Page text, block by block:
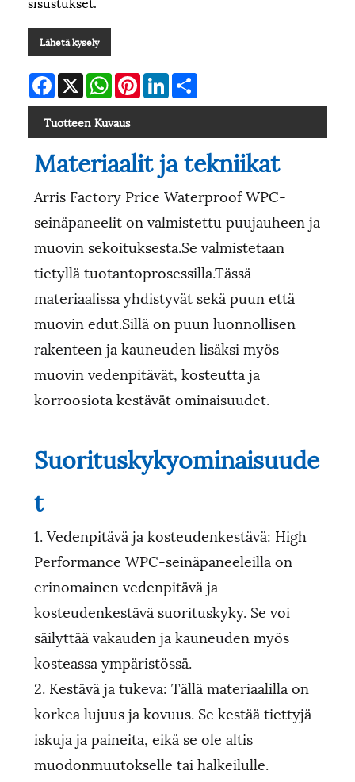
Lähetä kysely
Facebook
X WhatsAppPinterestLinkedIn
Tuotteen Kuvaus
Materiaalit ja tekniikat
Arris Factory Price Waterproof WPC-
seinäpaneelit on valmistettu puujauheen ja
muovin sekoituksesta.Se valmistetaan
tietyllä tuotantoprosessilla.Tässä
materiaalissa yhdistyvät sekä puun että
muovin edut.Sillä on puun luonnollisen
rakenteen ja kauneuden lisäksi myös
muovin vedenpitävät, kosteutta ja
korroosiota kestävät ominaisuudet.
Suorituskykyominaisuude
t
1. Vedenpitävä ja kosteudenkestävä: High
Performance WPC-seinäpaneeleilla on
erinomainen vedenpitävä ja
kosteudenkestävä suorituskyky. Se voi
säilyttää vakauden ja kauneuden myös
kosteassa ympäristössä.
2. Kestävä ja tukeva: Tällä materiaalilla on
korkea lujuus ja kovuus. Se kestää tiettyjä
iskuja ja paineita, eikä se ole altis
muodonmuutokselle tai halkeilulle.